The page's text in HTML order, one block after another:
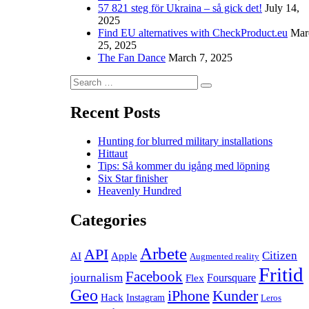
57 821 steg för Ukraina – så gick det! July 14,
2025
Find EU alternatives with CheckProduct.eu
25, 2025
The Fan Dance March 7, 2025
Search
for:
Search
Recent Posts
Hunting for blurred military installations
Hittaut
Tips: Så kommer du igång med löpning
Six Star finisher
Heavenly Hundred
Categories
AI API Apple Arbete Augmented reality Citizen
journalism Facebook Flex Foursquare Fritid
Geo Hack Instagram iPhone Kunder Leros